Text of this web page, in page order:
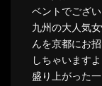
ベントでござ
九州の大人気
んを京都にお
しちゃいます
盛り上がった